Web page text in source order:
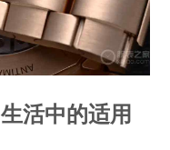
活中的适用